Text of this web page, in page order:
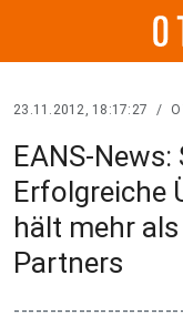
23.11.2012, 18:17:27 /
EANS-
Erfolgreiche
hält mehr
Partners